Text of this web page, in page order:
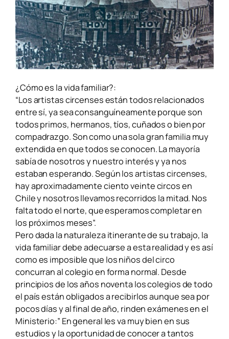
¿Cómo es la vida familiar?:
“Los artistas circenses están todos relacionados
entre sí, ya sea consanguíneamente porque son
todos primos, hermanos, tíos, cuñados o bien por
compadrazgo. Son como una sola gran familia muy
extendida en que todos se conocen. La mayoría
sabía de nosotros y nuestro interés y ya nos
estaban esperando. Según los artistas circenses,
hay aproximadamente ciento veinte circos en
Chile y nosotros llevamos recorridos la mitad. Nos
falta todo el norte, que esperamos completar en
los próximos meses”.
Pero dada la naturaleza itinerante de su trabajo, la
vida familiar debe adecuarse a esta realidad y es así
como es imposible que los niños del circo
concurran al colegio en forma normal. Desde
principios de los años noventa los colegios de todo
el país están obligados a recibirlos aunque sea por
pocos días y al final de año, rinden exámenes en el
Ministerio:” En general les va muy bien en sus
estudios y la oportunidad de conocer a tantos